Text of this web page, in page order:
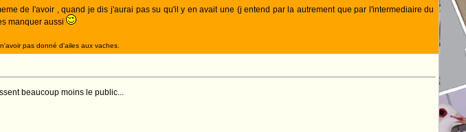
de l'avoir , quand je dis j'aurai pas su qu'il y en avait une (j entend par la autrement que par l'intermediaire du
manquer aussi
pas donné d'ailes aux vaches.
beaucoup moins le public...